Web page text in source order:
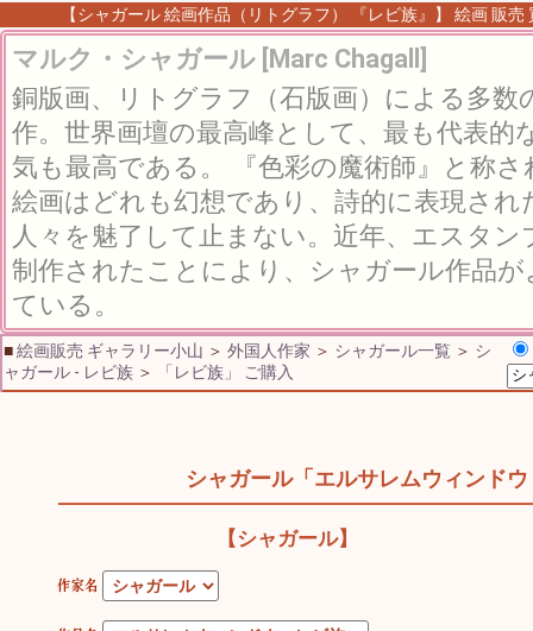
【シャガール 絵画作品（リトグラフ） 『レビ族』】 絵画 販
マルク・シャガール [Marc Chagall]
銅版画、リトグラフ（石版画）による多数
作。世界画壇の最高峰として、最も代表的
気も最高である。 『色彩の魔術師』と称
絵画はどれも幻想であり、詩的に表現され
人々を魅了して止まない。近年、エスタン
制作されたことにより、シャガール作品
ている。
■絵画販売 ギャラリー小山 ＞ 外国人作家 ＞ シャガール一覧 ＞ シ
ャガール - レビ族 ＞ 「レビ族」 ご購入
シャガール「エルサレムウィンド
【シャガール】